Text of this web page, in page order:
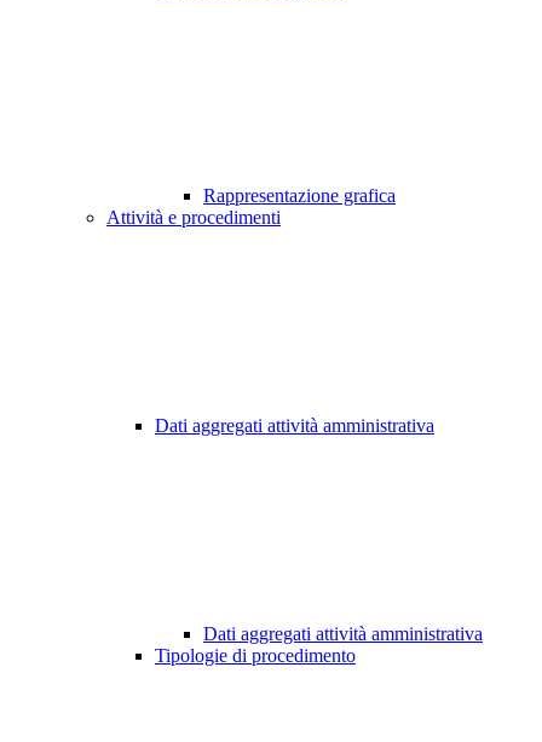
Rappresentazione grafica
Attività e procedimenti
Dati aggregati attività amministrativa
Dati aggregati attività amministrativa
Tipologie di procedimento